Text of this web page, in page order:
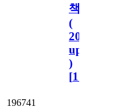
책
(
2023.11.1
update
)
[110
196741